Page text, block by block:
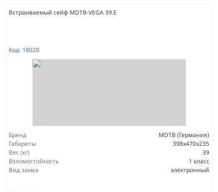
Встраиваемый сейф MDTB-VEGA 39.E
Код: 18020
Бренд
MDTB (Германия)
Габариты
398x470x235
Вес (кг)
39
Взломостойкость
1 класс
Вид замка
электронный